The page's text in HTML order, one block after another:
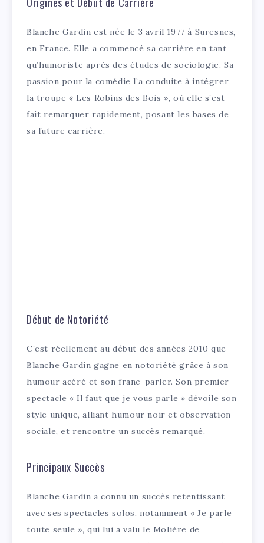
Blanche Gardin est née le 3 avril 1977 à Suresnes,
en France. Elle a commencé sa carrière en tant
qu’humoriste après des études de sociologie. Sa
passion pour la comédie l’a conduite à intégrer
la troupe « Les Robins des Bois », où elle s’est
fait remarquer rapidement, posant les bases de
sa future carrière.
Début de Notoriété
C’est réellement au début des années 2010 que
Blanche Gardin gagne en notoriété grâce à son
humour acéré et son franc-parler. Son premier
spectacle « Il faut que je vous parle » dévoile son
style unique, alliant humour noir et observation
sociale, et rencontre un succès remarqué.
Principaux Succès
Blanche Gardin a connu un succès retentissant
avec ses spectacles solos, notamment « Je parle
toute seule », qui lui a valu le Molière de